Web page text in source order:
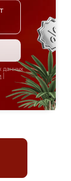
данных